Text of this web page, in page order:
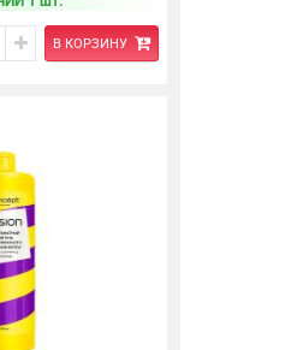
В КОРЗИНУ